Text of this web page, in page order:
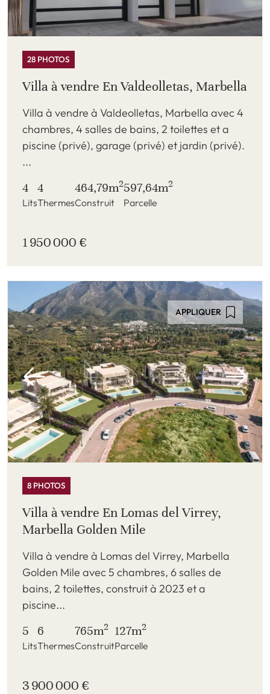
28 PHOTOS
Villa à vendre En Valdeolletas, Marbella
Villa à vendre à Valdeolletas, Marbella avec 4
chambres, 4 salles de bains, 2 toilettes et a
piscine (privé), garage (privé) et jardin (privé).
...
4
Lits
4
Thermes
464,79m2
Construit
597,64m2
Parcelle
1 950 000 €
APPLIQUER
8 PHOTOS
Villa à vendre En Lomas del Virrey,
Marbella Golden Mile
Villa à vendre à Lomas del Virrey, Marbella
Golden Mile avec 5 chambres, 6 salles de
bains, 2 toilettes, construit à 2023 et a
piscine...
5
Lits
6
Thermes
765m2
Construit
127m2
Parcelle
3 900 000 €